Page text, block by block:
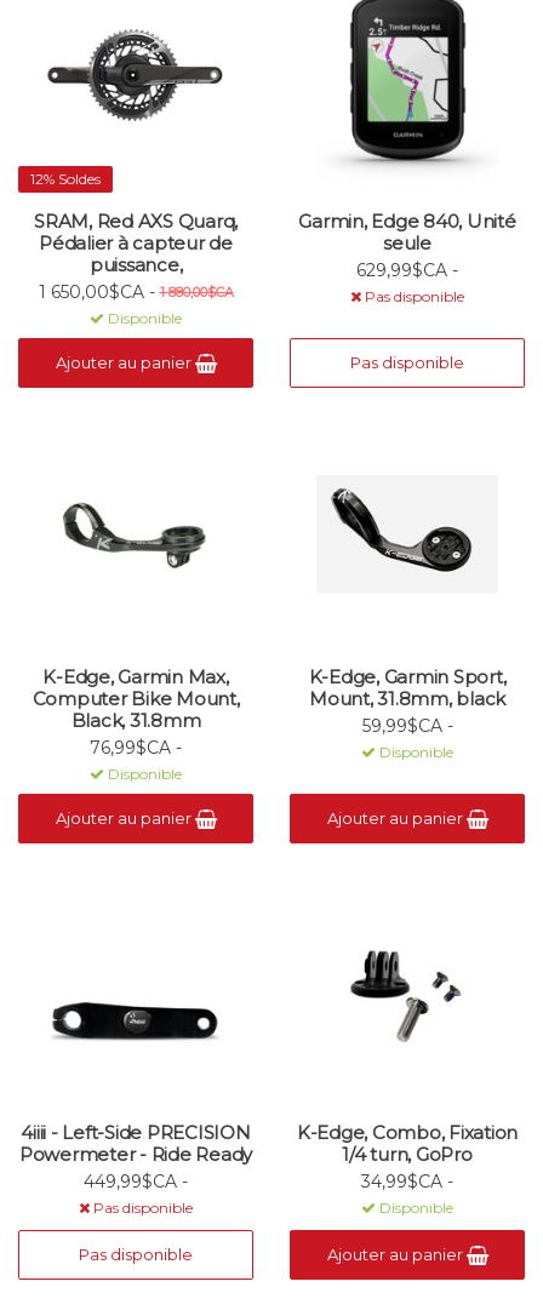
12% Soldes
SRAM, Red AXS Quarq,
Pédalier à capteur de
puissance,
1 650,00$CA - 1 880,00$CA
Disponible
Ajouter au panier
Garmin, Edge 840, Unité
seule
629,99$CA -
Pas disponible
Pas disponible
K-Edge, Garmin Max,
Computer Bike Mount,
Black, 31.8mm
76,99$CA -
Disponible
Ajouter au panier
K-Edge, Garmin Sport,
Mount, 31.8mm, black
59,99$CA -
Disponible
Ajouter au panier
4iiii - Left-Side PRECISION
Powermeter - Ride Ready
449,99$CA -
Pas disponible
Pas disponible
K-Edge, Combo, Fixation
1/4 turn, GoPro
34,99$CA -
Disponible
Ajouter au panier